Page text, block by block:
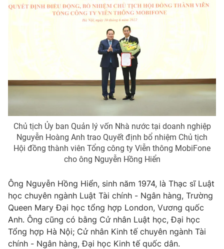
Thị trường
Lịch phát sóng
Chuyên mục khác
Emagazine Podcast
Photo Infographic
Video Shorts video
VTV Money VTV Thể thao
VTV Sức khoẻ Bất động sản
Thị trường 24h Tấm lòng Việt
VTV4 Vươn mình bằng AI
Chủ tịch Ủy ban Quản lý vốn Nhà nước tại doanh nghiệp
Nguyễn Hoàng Anh trao Quyết định bổ nhiệm Chủ tịch
Hội đồng thành viên Tổng công ty Viễn thông MobiFone
cho ông Nguyễn Hồng Hiển
Ông Nguyễn Hồng Hiển, sinh năm 1974, là Thạc sĩ Luật
học chuyên ngành Luật Tài chính - Ngân hàng, Trường
Queen Mary Đại học tổng hợp London, Vương quốc
Anh. Ông cũng có bằng Cử nhân Luật học, Đại học
Tổng hợp Hà Nội; Cử nhân Kinh tế chuyên ngành Tài
chính - Ngân hàng, Đại học Kinh tế quốc dân.